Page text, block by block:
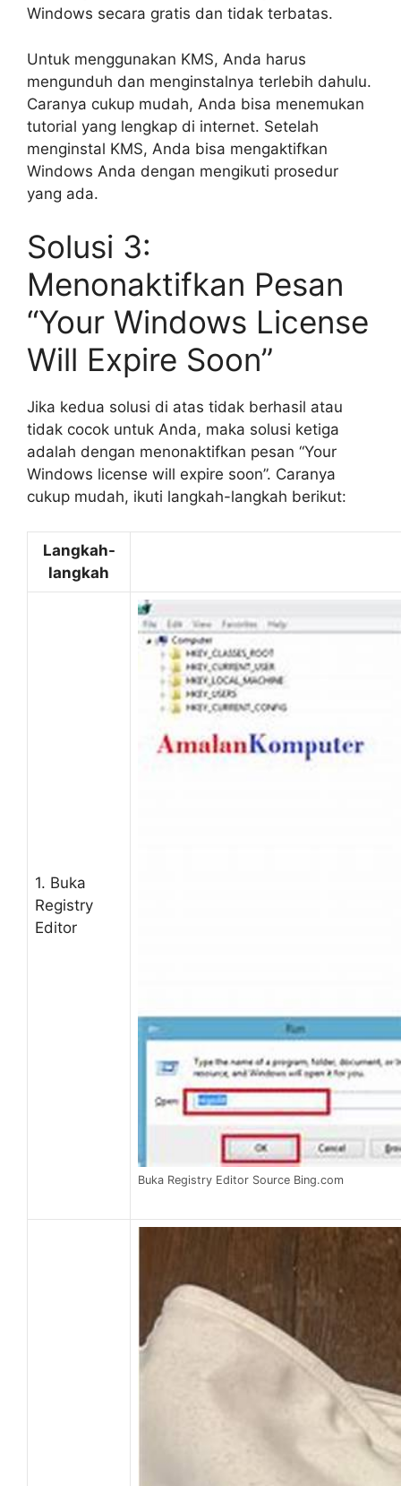
Windows secara gratis dan tidak terbatas.
Untuk menggunakan KMS, Anda harus
mengunduh dan menginstalnya terlebih dahulu.
Caranya cukup mudah, Anda bisa menemukan
tutorial yang lengkap di internet. Setelah
menginstal KMS, Anda bisa mengaktifkan
Windows Anda dengan mengikuti prosedur
yang ada.
Solusi 3:
Menonaktifkan Pesan
“Your Windows License
Will Expire Soon”
Jika kedua solusi di atas tidak berhasil atau
tidak cocok untuk Anda, maka solusi ketiga
adalah dengan menonaktifkan pesan “Your
Windows license will expire soon”. Caranya
cukup mudah, ikuti langkah-langkah berikut:
Langkah-
langkah
1. Buka
Registry
Editor
Buka Registry Editor Source Bing.com